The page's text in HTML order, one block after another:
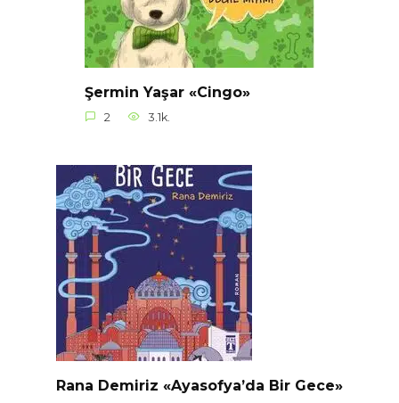
Şermin Yaşar «Cingo»
2 3.1k.
Rana Demiriz «Ayasofya’da Bir Gece»